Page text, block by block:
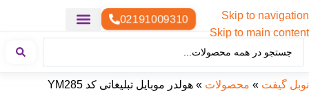
Skip to navigation
Skip to main content
02191009310
نوبل گیفت » محصولات » هولدر موبایل تبلیغاتی کد YM285